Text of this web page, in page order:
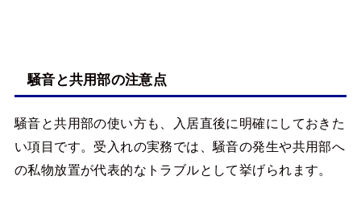
騒音と共用部の注意点
騒音と共用部の使い方も、入居直後に明確にしておきた
い項目です。受入れの実務では、騒音の発生や共用部へ
の私物放置が代表的なトラブルとして挙げられます。